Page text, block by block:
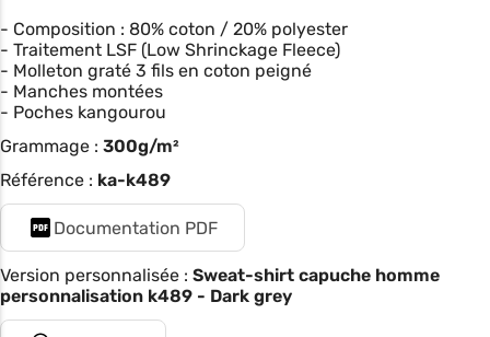
- Composition : 80% coton / 20% polyester
- Traitement LSF (Low Shrinckage Fleece)
- Molleton graté 3 fils en coton peigné
- Manches montées
- Poches kangourou
Grammage : 300g/m²
Référence : ka-k489
Documentation PDF
Version personnalisée : Sweat-shirt capuche homme
personnalisation k489 - Dark grey